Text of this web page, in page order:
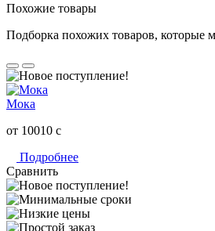
Похожие товары
Подборка похожих товаров, которые
Мока
от 10010 c
Подробнее
Сравнить